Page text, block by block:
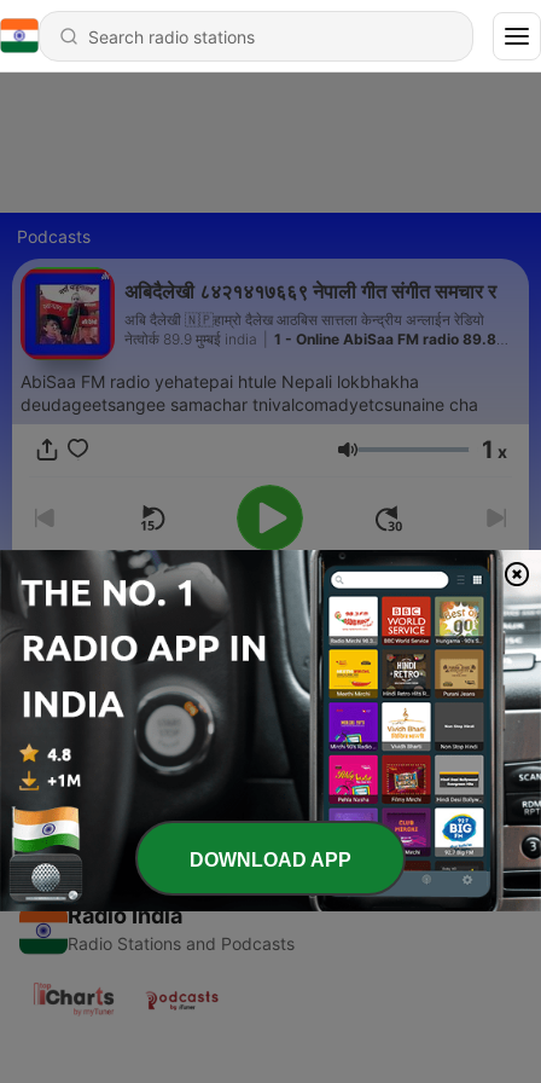
Podcasts
अबिदैलेखी ८४२१४१७६६९ नेपाली गीत संगीत समचार र
अबि दैलेखी 🇳🇵हाम्रो दैलेख आठबिस सात्तला केन्द्रीय अन्लाईन रेडियो
नेत्वोर्क 89.9 मुम्बई india
1 - Online AbiSaa FM radio 89.8
AbiSaa FM radio yehatepai htule Nepali lokbhakha
deudageetsangee samachar tnivalcomadyetcsunaine cha
Volume 1 x
00:00
Episodes
1 - Online AbiSaa FM radio 89.8 dailekh
29 Jan 2021
Radio India
Radio Stations and Podcasts
DOWNLOAD APP